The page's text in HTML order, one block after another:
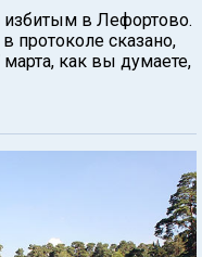
избитым в Лефортово.
протоколе сказано,
как вы думаете,